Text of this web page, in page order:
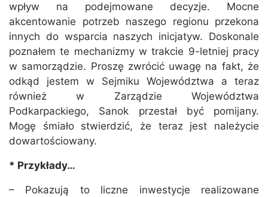
wpływ na podejmowane decyzje. Mocne
akcentowanie potrzeb naszego regionu przekona
innych do wsparcia naszych inicjatyw. Doskonale
poznałem te mechanizmy w trakcie 9-letniej pracy
w samorządzie. Proszę zwrócić uwagę na fakt, że
odkąd jestem w Sejmiku Województwa a teraz
również w Zarządzie Województwa
Podkarpackiego, Sanok przestał być pomijany.
Mogę śmiało stwierdzić, że teraz jest należycie
dowartościowany.
* Przykłady…
– Pokazują to liczne inwestycje realizowane